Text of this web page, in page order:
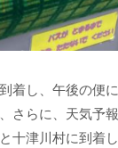
着し、午後の便
さらに、天気予
十津川村に到着